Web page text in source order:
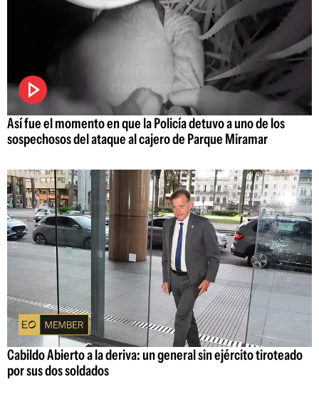
Así fue el momento en que la Policía detuvo a uno de los
sospechosos del ataque al cajero de Parque Miramar
Cabildo Abierto a la deriva: un general sin ejército tiroteado
por sus dos soldados